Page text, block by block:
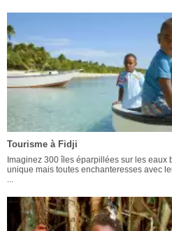
Tourisme à Fidji
Imaginez 300 îles éparpillées sur les eaux
unique mais toutes enchanteresses avec
...